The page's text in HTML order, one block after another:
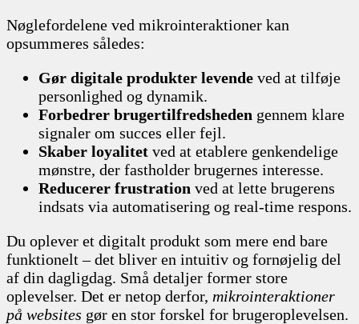
Nøglefordelene ved mikrointeraktioner kan
opsummeres således:
Gør digitale produkter levende ved at tilføje
personlighed og dynamik.
Forbedrer brugertilfredsheden gennem klare
signaler om succes eller fejl.
Skaber loyalitet ved at etablere genkendelige
mønstre, der fastholder brugernes interesse.
Reducerer frustration ved at lette brugerens
indsats via automatisering og real-time respons.
Du oplever et digitalt produkt som mere end bare
funktionelt – det bliver en intuitiv og fornøjelig del
af din dagligdag. Små detaljer former store
oplevelser. Det er netop derfor, mikrointeraktioner
på websites gør en stor forskel for brugeroplevelsen.